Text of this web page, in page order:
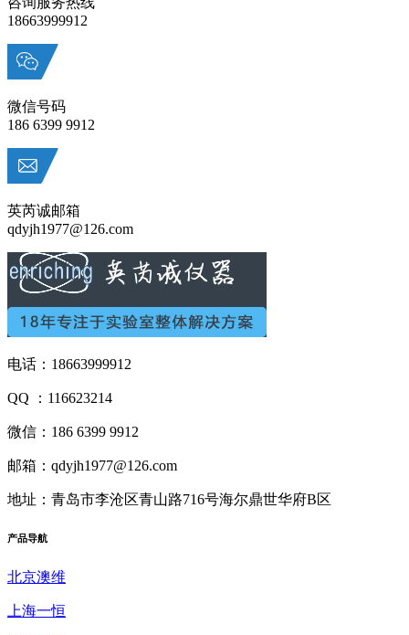
18663999912
微信号码
186 6399 9912
英芮诚邮箱
qdyjh1977@126.com
电话：18663999912
QQ ：116623214
微信：186 6399 9912
邮箱：qdyjh1977@126.com
地址：青岛市李沧区青山路716号海尔鼎世华府B区
产品导航
北京澳维
上海一恒